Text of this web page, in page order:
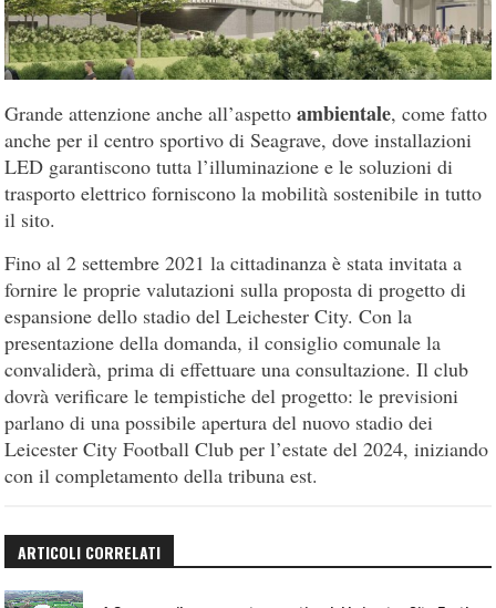
Grande attenzione anche all’aspettoambientale, come fatto
anche per il centro sportivo di Seagrave, dove installazioni
LED garantiscono tutta l’illuminazione e le soluzioni di
trasporto elettrico forniscono la mobilità sostenibile in tutto
il sito.
Fino al 2 settembre 2021 la cittadinanza è stata invitata a
fornire le proprie valutazioni sulla proposta di progetto di
espansione dello stadio del Leichester City. Con la
presentazione della domanda, il consiglio comunale la
convaliderà, prima di effettuare una consultazione. Il club
dovrà verificare le tempistiche del progetto: le previsioni
parlano di una possibile apertura del nuovo stadio dei
Leicester City Football Club per l’estate del 2024, iniziando
con il completamento della tribuna est.
ARTICOLI CORRELATI